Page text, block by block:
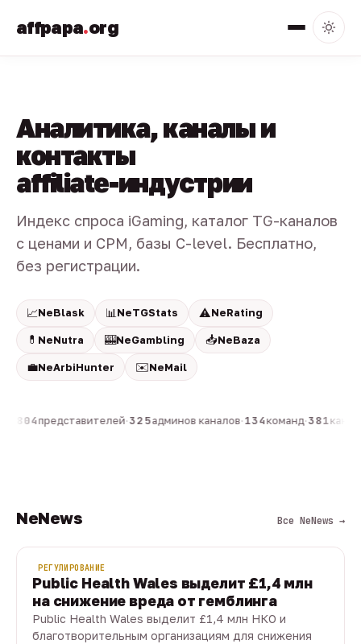
affpapa.org
Аналитика, каналы и
контакты
affiliate-индустрии
Индекс спроса iGaming, каталог TG-каналов
с ценами и CPM, базы C-level. Бесплатно,
без регистрации.
📈NeBlask 📊 NeTGStats ⚠️NeRating
💊 NeNutra 🎰NeGambling 📥NeBaza
💼NeArbiHunter ✉️NeMail
804представителей·325админов каналов·134команд·381
NeNews Все NeNews →
РЕГУЛИРОВАНИЕ
Public Health Wales выделит £1,4 млн
на снижение вреда от гемблинга
Public Health Wales выделит £1,4 млн НКО и
благотворительным организациям для снижения